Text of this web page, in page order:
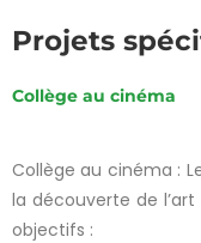
Projets
Collège au cinéma
Collège au cinéma :
la découverte de
objectifs :